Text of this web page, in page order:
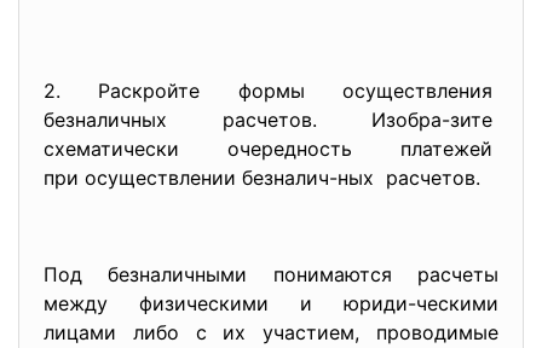
2. Раскройте формы осуществления
безналичных расчетов. Изобра-зите
схематически очередность платежей
при осуществлении безналич-ных расчетов.
Под безналичными понимаются расчеты
между физическими и юриди-ческими
лицами либо с их участием, проводимые